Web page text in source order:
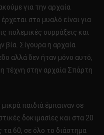
για την αρχαία
στο μυαλό είναι για
πολεμικές συρράξεις και
βία. Σίγουρα η αρχαία
αλλά δεν ήταν μόνο αυτό,
τέχνη στην αρχαία Σπάρτη
παιδιά έμπαιναν σε
δοκιμασίες και στα 20
60, σε όλο το διάστημα